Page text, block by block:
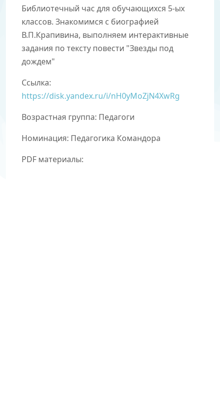
Библиотечный час для обучающихся 5-ых
классов. Знакомимся с биографией
В.П.Крапивина, выполняем интерактивные
задания по тексту повести "Звезды под
дождем"
Ссылка:
https://disk.yandex.ru/i/nH0yMoZjN4XwRg
Возрастная группа: Педагоги
Номинация: Педагогика Командора
PDF материалы: